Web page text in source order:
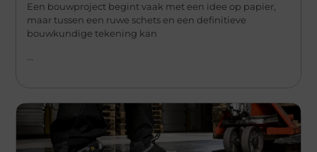
Een bouwproject begint vaak met een idee op papier,
maar tussen een ruwe schets en een definitieve
bouwkundige tekening kan
...